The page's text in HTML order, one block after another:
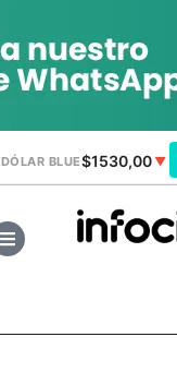
DÓLAR BLUE$1530,00▼